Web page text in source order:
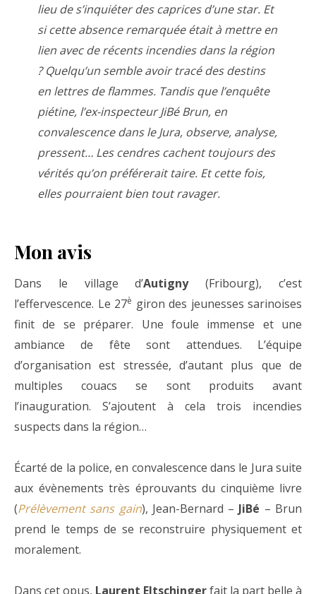
lieu de s’inquiéter des caprices d’une star. Et
si cette absence remarquée était à mettre en
lien avec de récents incendies dans la région
? Quelqu’un semble avoir tracé des destins
en lettres de flammes. Tandis que l’enquête
piétine, l’ex-inspecteur JiBé Brun, en
convalescence dans le Jura, observe, analyse,
pressent… Les cendres cachent toujours des
vérités qu’on préférerait taire. Et cette fois,
elles pourraient bien tout ravager.
Mon avis
Dans le village d’Autigny(Fribourg), c’est
l’effervescence. Le 27è giron des jeunesses sarinoises
­finit de se préparer. Une foule immense et une
ambiance de fête sont attendues. L’équipe
d’organisation est stressée, d’autant plus que de
multiples couacs se sont produits avant
l’inauguration. S’ajoutent à cela trois incendies
suspects dans la région…
Écarté de la police, en convalescence dans le Jura suite
aux évènements très éprouvants du cinquième livre
(Prélèvement sans gain), Jean-Bernard – JiBé – Brun
prend le temps de se reconstruire physiquement et
moralement.
Dans cet opus, Laurent Eltschingerfait la part belle à